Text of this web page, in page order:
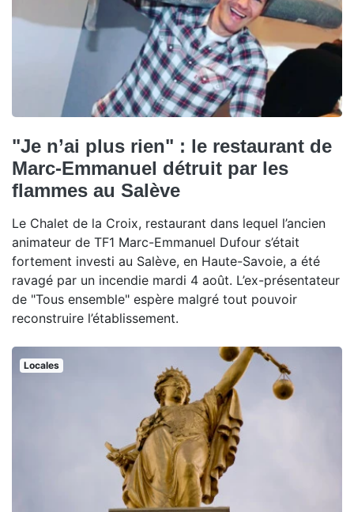
"Je n’ai plus rien" : le restaurant de
Marc-Emmanuel détruit par les
flammes au Salève
Le Chalet de la Croix, restaurant dans lequel l’ancien
animateur de TF1 Marc-Emmanuel Dufour s’était
fortement investi au Salève, en Haute-Savoie, a été
ravagé par un incendie mardi 4 août. L’ex-présentateur
de "Tous ensemble" espère malgré tout pouvoir
reconstruire l’établissement.
Locales